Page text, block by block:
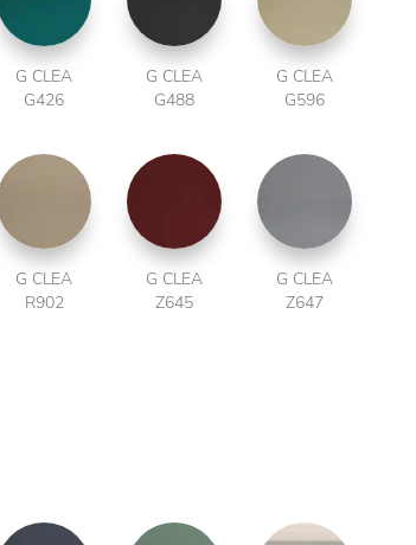
G CLEA
G426
G CLEA
G488
G CLEA
G596
G CLEA
R902
G CLEA
Z645
G CLEA
Z647